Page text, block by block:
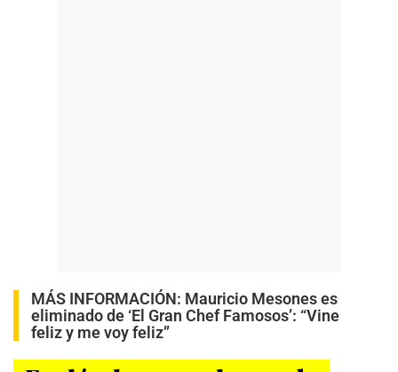
MÁS INFORMACIÓN: Mauricio Mesones es
eliminado de ‘El Gran Chef Famosos’: “Vine
feliz y me voy feliz”